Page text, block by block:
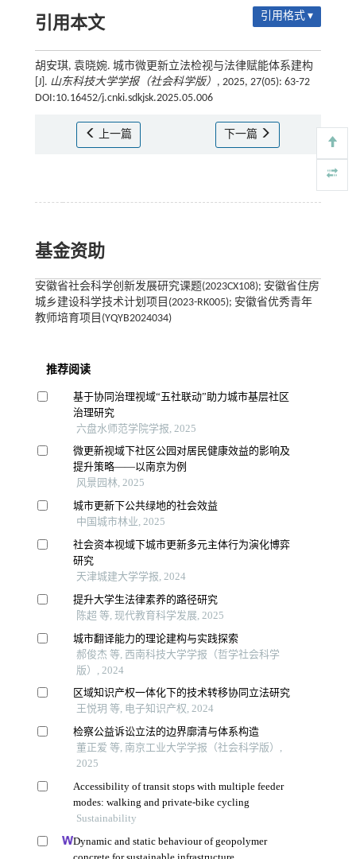
引用本文 引用格式 ▾
胡安琪, 袁晓婉. 城市微更新立法检视与法律赋能体系建构
[J]. 山东科技大学学报（社会科学版） , 2025, 27(05): 63-72
DOI:10.16452/j.cnki.sdkjsk.2025.05.006
上一篇 下一篇
基金资助
安徽省社会科学创新发展研究课题(2023CX108); 安徽省住房
城乡建设科学技术计划项目(2023-RK005); 安徽省优秀青年
教师培育项目(YQYB2024034)